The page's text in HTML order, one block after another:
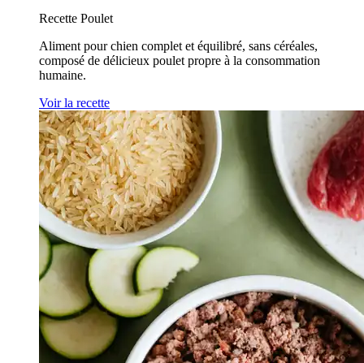
Recette Poulet
Aliment pour chien complet et équilibré, sans céréales,
composé de délicieux poulet propre à la consommation
humaine.
Voir la recette